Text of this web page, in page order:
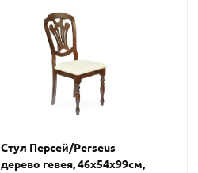
Стул Персей/Perseus
дерево гевея, 46х54х99см,